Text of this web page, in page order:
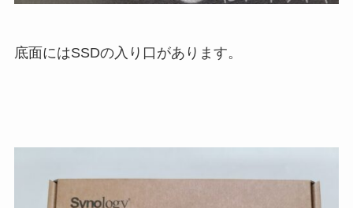
底面にはSSDの入り口があります。